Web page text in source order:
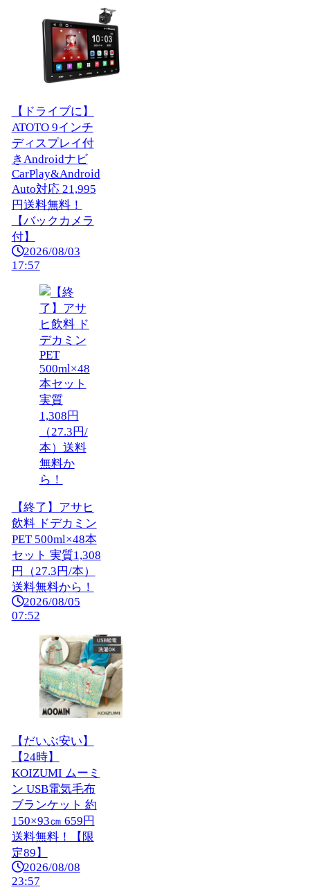
【ドライブに】
ATOTO 9インチ
ディスプレイ付
きAndroidナビ
CarPlay&Android
Auto対応 21,995
円送料無料！
【バックカメラ
付】
2026/08/03
17:57
【終了】アサヒ
飲料 ドデカミン
PET 500ml×48本
セット 実質1,308
円（27.3円/本）
送料無料から！
2026/08/05
07:52
【だいぶ安い】
【24時】
KOIZUMI ムーミ
ン USB電気毛布
ブランケット 約
150×93㎝ 659円
送料無料！【限
定89】
2026/08/08
23:57